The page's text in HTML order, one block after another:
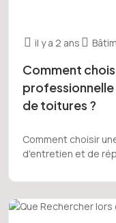
il y a 2 ans
Comment
de toitures ?
Comment choisir
d'entretien et de